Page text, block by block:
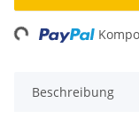
Beschreibung